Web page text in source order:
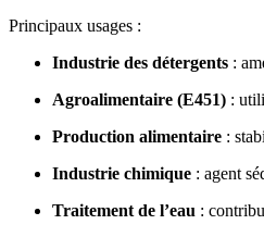
Principaux usages :
Industrie des détergents :
Agroalimentaire (E451) :
Production alimentaire :
Industrie chimique : agent
Traitement de l’eau :